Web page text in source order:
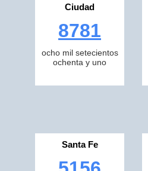
Ciudad
8781
ocho mil setecientos
ochenta y uno
Santa Fe